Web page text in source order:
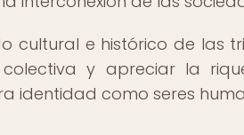
cultural e histórico de las
colectiva y apreciar la
identidad como seres